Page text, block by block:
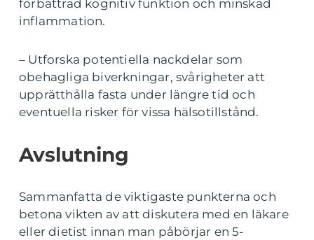
förbättrad kognitiv funktion och minskad
inflammation.
– Utforska potentiella nackdelar som
obehagliga biverkningar, svårigheter att
upprätthålla fasta under längre tid och
eventuella risker för vissa hälsotillstånd.
Avslutning
Sammanfatta de viktigaste punkterna och
betona vikten av att diskutera med en läkare
eller dietist innan man påbörjar en 5-